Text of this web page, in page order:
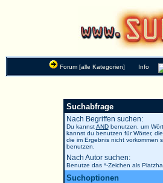
Forum [alle Kategorien] Info
Suchabfrage
Nach Begriffen suchen:
Du kannstANDbenutzen, um
kannst du benutzen für Wörter,
die im Ergebnis nicht vorkommen
benutzen.
Nach Autor suchen:
Benutze das *-Zeichen als
Suchoptionen